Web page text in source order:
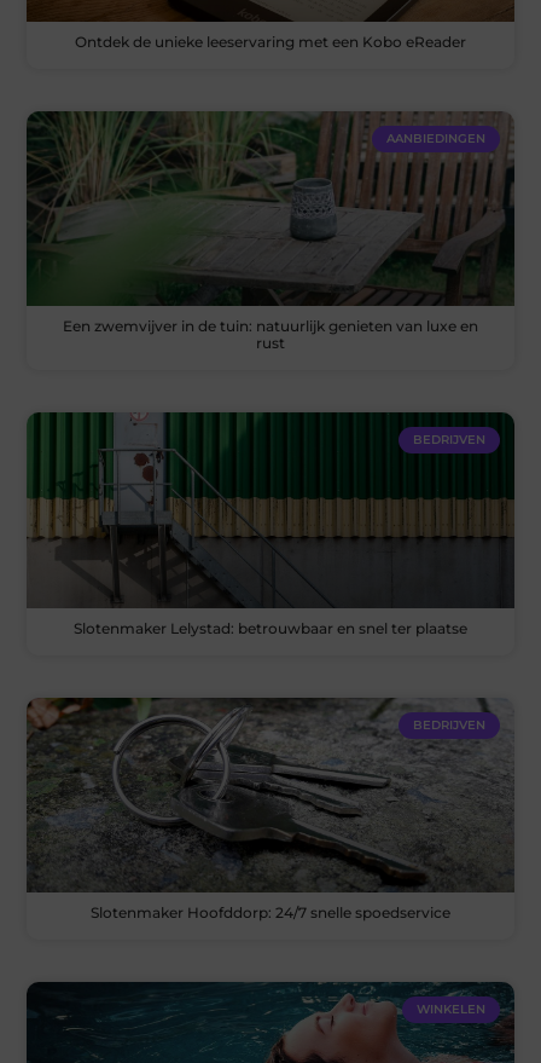
Ontdek de unieke leeservaring met een Kobo eReader
AANBIEDINGEN
Een zwemvijver in de tuin: natuurlijk genieten van luxe en
rust
BEDRIJVEN
Slotenmaker Lelystad: betrouwbaar en snel ter plaatse
BEDRIJVEN
Slotenmaker Hoofddorp: 24/7 snelle spoedservice
WINKELEN